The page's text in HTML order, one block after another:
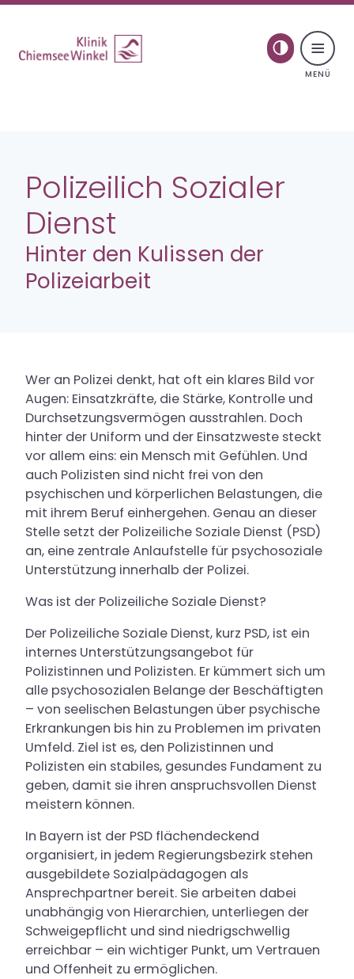
Toggle
Behandlung
Therapie für junge Erwachsene
Spezielle Therapiegruppen
Krankheitsbilder
Aufnahmeweg
Kontakt & Anfahrt
Aktuelles
Über uns
Zuweiser-Bereich
Rückrufservice
Anmeldung
Karriere
Polizeilich Sozialer
Dienst
Hinter den Kulissen der
Polizeiarbeit
Wer an Polizei denkt, hat oft ein klares Bild vor
Augen: Einsatzkräfte, die Stärke, Kontrolle und
Durchsetzungsvermögen ausstrahlen. Doch
hinter der Uniform und der Einsatzweste steckt
vor allem eins: ein Mensch mit Gefühlen. Und
auch Polizisten sind nicht frei von den
psychischen und körperlichen Belastungen, die
mit ihrem Beruf einhergehen. Genau an dieser
Stelle setzt der Polizeiliche Soziale Dienst (PSD)
an, eine zentrale Anlaufstelle für psychosoziale
Unterstützung innerhalb der Polizei.
Was ist der Polizeiliche Soziale Dienst?
Der Polizeiliche Soziale Dienst, kurz PSD, ist ein
internes Unterstützungsangebot für
Polizistinnen und Polizisten. Er kümmert sich um
alle psychosozialen Belange der Beschäftigten
– von seelischen Belastungen über psychische
Erkrankungen bis hin zu Problemen im privaten
Umfeld. Ziel ist es, den Polizistinnen und
Polizisten ein stabiles, gesundes Fundament zu
geben, damit sie ihren anspruchsvollen Dienst
meistern können.
In Bayern ist der PSD flächendeckend
organisiert, in jedem Regierungsbezirk stehen
ausgebildete Sozialpädagogen als
Ansprechpartner bereit. Sie arbeiten dabei
unabhängig von Hierarchien, unterliegen der
Schweigepflicht und sind niedrigschwellig
erreichbar – ein wichtiger Punkt, um Vertrauen
und Offenheit zu ermöglichen.